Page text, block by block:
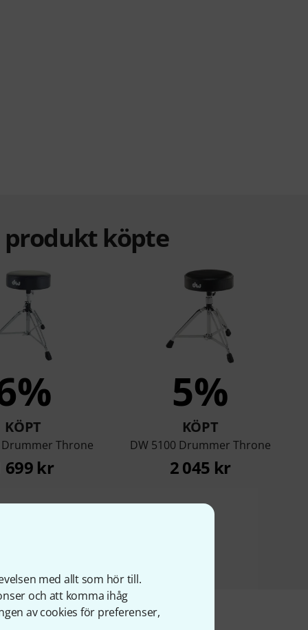
med allt som hör till.
och att komma ihåg
av cookies för preferenser,
produkt köpte
KÖPT
Drummer Throne
699 kr
5%
KÖPT
DW 5100 Drummer Throne
2 045 kr